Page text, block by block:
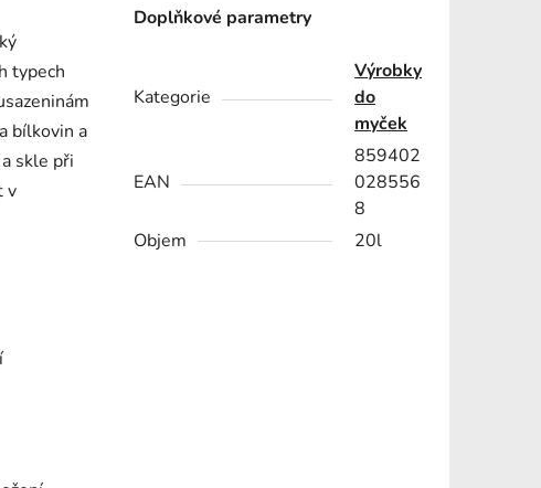
typech
bílkovin a
skle při
v
Doplňkové parametry
Kategorie
Výrobky
do
myček
EAN
859402
028556
8
Objem
20l